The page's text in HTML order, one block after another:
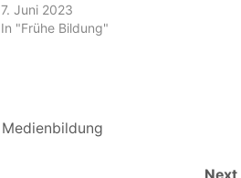
Kita auf der Spur (Farb-Safari), Ein
Rätsel selber machen (im Anschluss
7. Juni 2023
In "Frühe Bildung"
Medienbildung
Next